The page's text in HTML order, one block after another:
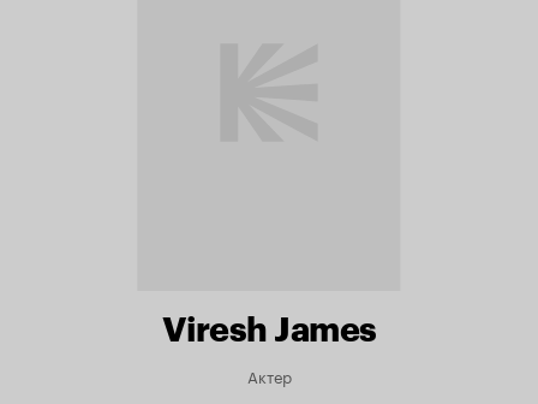
Viresh James
Актер